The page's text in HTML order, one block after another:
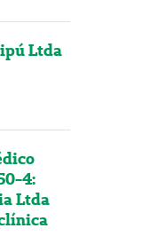
Ltda
4:
Ltda